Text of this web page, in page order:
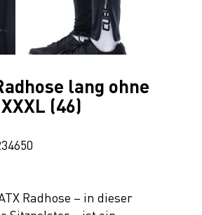
lang ohne
(46)
Radhose – in dieser